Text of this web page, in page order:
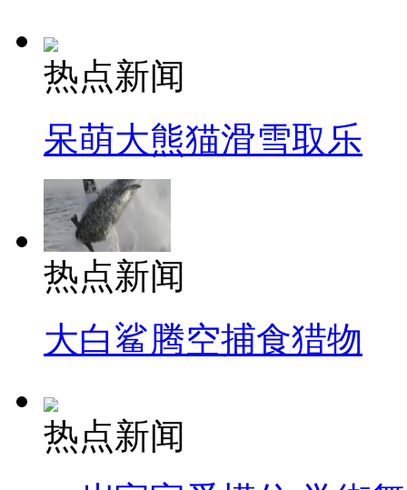
热点新闻
呆萌大熊猫滑雪取乐
热点新闻
大白鲨腾空捕食猎物
热点新闻